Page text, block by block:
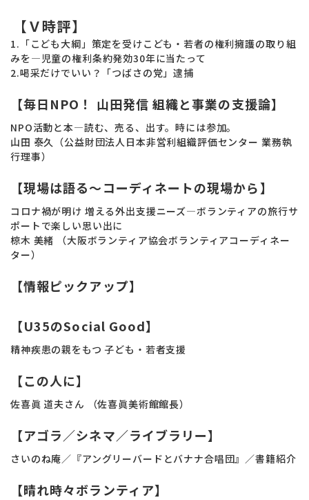
【Ｖ時評】
1.「こども大綱」策定を受けこども・若者の権利擁護の取り組
みを―児童の権利条約発効30年に当たって
2.喝采だけでいい？「つばさの党」逮捕
【毎日NPO！ 山田発信 組織と事業の支援論】
NPO活動と本―読む、売る、出す。時には参加。
山田 泰久（公益財団法人日本非営利組織評価センター 業務執
行理事）
【現場は語る～コーディネートの現場から】
コロナ禍が明け 増える外出支援ニーズ―ボランティアの旅行サ
ポートで楽しい思い出に
椋木 美緒 （大阪ボランティア協会ボランティアコーディネー
ター）
【情報ピックアップ】
【U35のSocial Good】
精神疾患の親をもつ 子ども・若者支援
【この人に】
佐喜眞 道夫さん （佐喜眞美術館館長）
【アゴラ／シネマ／ライブラリー】
さいのね庵／『アングリーバードとバナナ合唱団』／書籍紹介
【晴れ時々ボランティア】